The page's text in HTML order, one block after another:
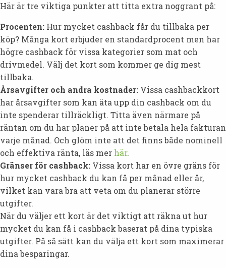
Här är tre viktiga punkter att titta extra noggrant på:
Procenten: Hur mycket cashback får du tillbaka per
köp? Många kort erbjuder en standardprocent men har
högre cashback för vissa kategorier som mat och
drivmedel. Välj det kort som kommer ge dig mest
tillbaka.
Årsavgifter och andra kostnader: Vissa cashbackkort
har årsavgifter som kan äta upp din cashback om du
inte spenderar tillräckligt. Titta även närmare på
räntan om du har planer på att inte betala hela fakturan
varje månad. Och glöm inte att det finns både nominell
och effektiva ränta, läs mer här.
Gränser för cashback: Vissa kort har en övre gräns för
hur mycket cashback du kan få per månad eller år,
vilket kan vara bra att veta om du planerar större
utgifter.
När du väljer ett kort är det viktigt att räkna ut hur
mycket du kan få i cashback baserat på dina typiska
utgifter. På så sätt kan du välja ett kort som maximerar
dina besparingar.